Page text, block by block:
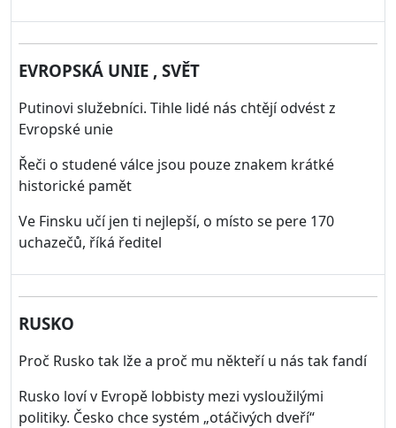
EVROPSKÁ UNIE , SVĚT
Putinovi služebníci. Tihle lidé nás chtějí odvést z
Evropské unie
Řeči o studené válce jsou pouze znakem krátké
historické pamět
Ve Finsku učí jen ti nejlepší, o místo se pere 170
uchazečů, říká ředitel
RUSKO
Proč Rusko tak lže a proč mu někteří u nás tak fandí
Rusko loví v Evropě lobbisty mezi vysloužilými
politiky. Česko chce systém „otáčivých dveří“